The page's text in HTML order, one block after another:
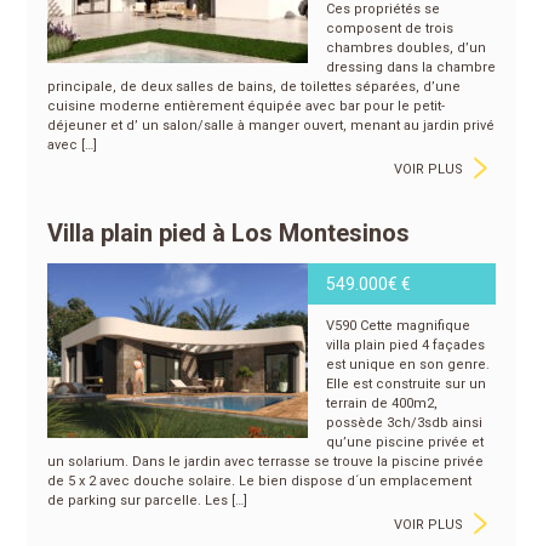
Ces propriétés se
composent de trois
chambres doubles, d’un
dressing dans la chambre
principale, de deux salles de bains, de toilettes séparées, d’une
cuisine moderne entièrement équipée avec bar pour le petit-
déjeuner et d’ un salon/salle à manger ouvert, menant au jardin privé
avec […]
VOIR PLUS
>
Villa plain pied à Los Montesinos
549.000€ €
V590 Cette magnifique
villa plain pied 4 façades
est unique en son genre.
Elle est construite sur un
terrain de 400m2,
possède 3ch/3sdb ainsi
qu’une piscine privée et
un solarium. Dans le jardin avec terrasse se trouve la piscine privée
de 5 x 2 avec douche solaire. Le bien dispose d´un emplacement
de parking sur parcelle. Les […]
VOIR PLUS
>